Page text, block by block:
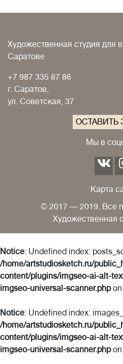
Художественная студия для
Саратове
+7 987 335 87 86
г. Саратов,
ул. Советская, 37
ОСТАВИТЬ
Мы в
Карта
© 2017 — 2019. Все
Художественная
Notice: Undefined index:
/home/artstudiosketch.ru/
content/plugins/imgseo-ai-alt-
imgseo-universal-scanner.phpon
Notice: Undefined index:
/home/artstudiosketch.ru/
content/plugins/imgseo-ai-alt-
imgseo-universal-scanner.phpon